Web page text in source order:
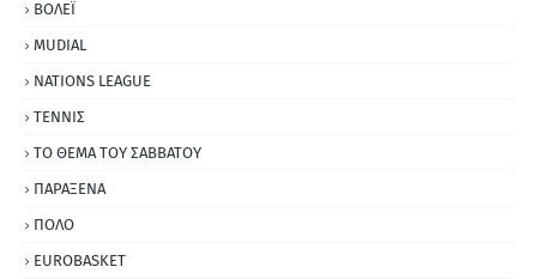
ΒΟΛΕΪ
MUDIAL
NATIONS LEAGUE
ΤΕΝΝΙΣ
ΤΟ ΘΕΜΑ ΤΟΥ ΣΑΒΒΑΤΟΥ
ΠΑΡΑΞΕΝΑ
ΠΟΛΟ
EUROBASKET